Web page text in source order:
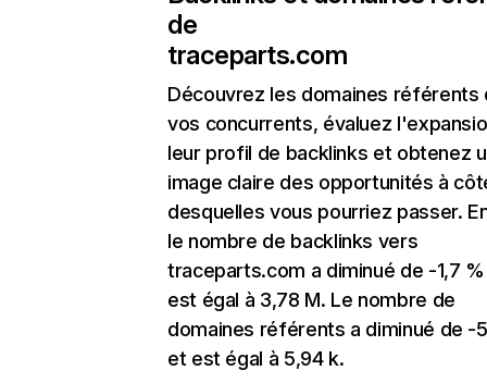
de
traceparts.com
Découvrez les domaines référents
vos concurrents, évaluez
leur profil de backlinks et obtenez
image claire des opportunités à
desquelles vous pourriez passer.
le nombre de backlinks vers
traceparts.com a diminué de -1,7
est égal à 3,78 M. Le nombre de
domaines référents a diminué de -
et est égal à 5,94 k.